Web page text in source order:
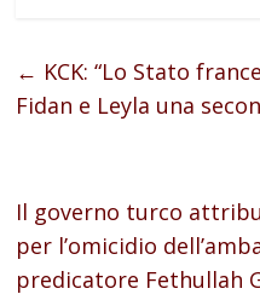
← KCK: “Lo Stato
Fidan e Leyla una
Il governo turco
per l’omicidio
predicatore Fethullah